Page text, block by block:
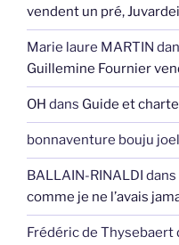
vendent un pré,
Marie laure MARTIN
Guillemine Fournier
OH dans Guide et
bonnaventure bouju joel
BALLAIN-RINALDI dans
comme je ne l’avais
Frédéric de Thysebaert